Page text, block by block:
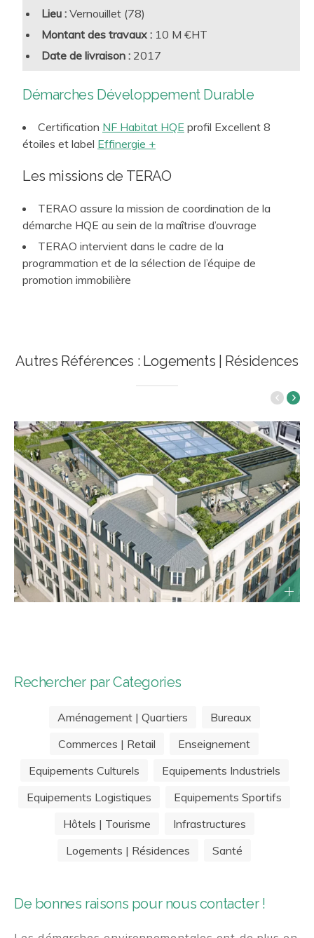
origine, TERAO accompagne de nombreux projets
innovants et pionniers de bailleurs sociaux, promoteurs
résidentiels et foncières logement, et poursuit cette
systématiquement, dans le cadre de ses prestations de
d’œuvre environnementale, àconcilier les exigence
enjeux, y compris au travers de démarches innovantes.
Lieu : Vernouillet (78)
Montant des travaux : 10 M €HT
Date de livraison : 2017
Démarches Développement Durable
Certification NF Habitat HQE profil Excellent 8
étoiles et label Effinergie +
Les missions de TERAO
TERAO assure la mission de coordination de la
démarche HQE au sein de la maîtrise d’ouvrage
TERAO intervient dans le cadre de la
programmation et de la sélection de l’équipe de
promotion immobilière
Autres Références : Logements | Résidences
Rechercher par Categories
Aménagement | Quartiers
Bureaux
Commerces | Retail
Enseignement
Equipements Culturels
Equipements Industriels
Equipements Logistiques
Equipements Sportifs
Hôtels | Tourisme
Infrastructures
Logements | Résidences
Santé
De bonnes raisons pour nous contacter !